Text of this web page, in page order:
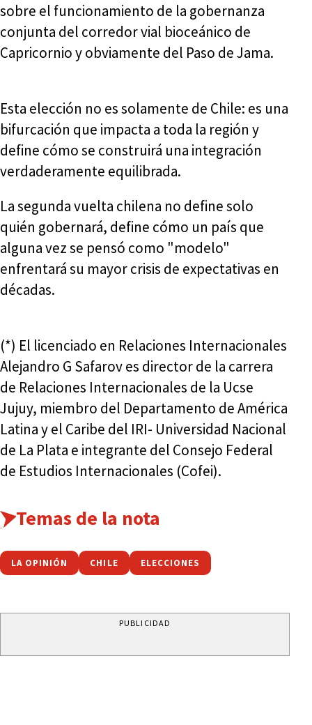
sobre el funcionamiento de la gobernanza
conjunta del corredor vial bioceánico de
Capricornio y obviamente del Paso de Jama.
Esta elección no es solamente de Chile: es una
bifurcación que impacta a toda la región y
define cómo se construirá una integración
verdaderamente equilibrada.
La segunda vuelta chilena no define solo
quién gobernará, define cómo un país que
alguna vez se pensó como "modelo"
enfrentará su mayor crisis de expectativas en
décadas.
(*) El licenciado en Relaciones Internacionales
Alejandro G Safarov es director de la carrera
de Relaciones Internacionales de la Ucse
Jujuy, miembro del Departamento de América
Latina y el Caribe del IRI- Universidad Nacional
de La Plata e integrante del Consejo Federal
de Estudios Internacionales (Cofei).
Temas de la nota
LA OPINIÓN CHILE ELECCIONES
PUBLICIDAD